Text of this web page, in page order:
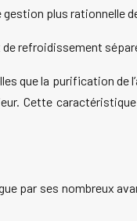
plus rationnelle
refroidissement
que la purification de
Cette
par ses nombreux